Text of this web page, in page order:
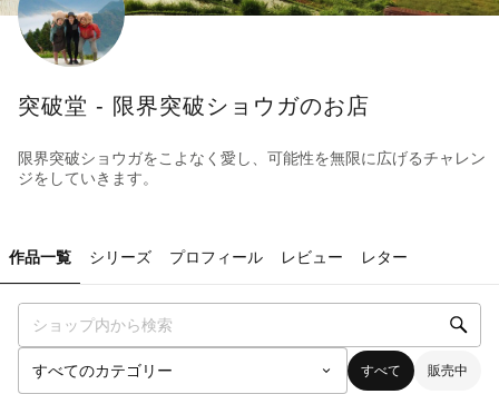
突破堂 - 限界突破ショウガのお店
限界突破ショウガをこよなく愛し、可能性を無限に広げるチャレン
ジをしていきます。
作品一覧 シリーズ プロフィール レビュー レター
すべて 販売中